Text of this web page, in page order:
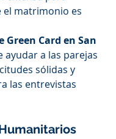
matrimonio es
Green Card en San
ayudar a las parejas
sólidas y
las entrevistas